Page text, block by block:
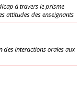
à travers le prisme
attitudes des enseignants
des interactions orales aux